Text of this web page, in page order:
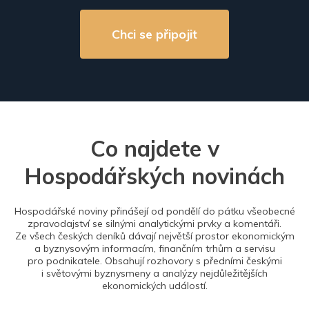
Chci se připojit
Co najdete v
Hospodářských novinách
Hospodářské noviny přinášejí od pondělí do pátku všeobecné
zpravodajství se silnými analytickými prvky a komentáři.
Ze všech českých deníků dávají největší prostor ekonomickým
a byznysovým informacím, finančním trhům a servisu
pro podnikatele. Obsahují rozhovory s předními českými
i světovými byznysmeny a analýzy nejdůležitějších
ekonomických událostí.